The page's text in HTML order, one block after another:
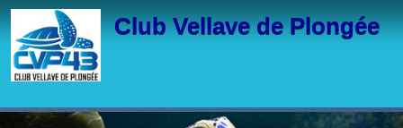
Club Vellave de Plongée
Panneau de gestion des cookies